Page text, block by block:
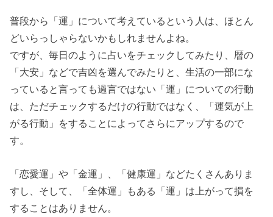
普段から「運」について考えているという人は、ほとん
どいらっしゃらないかもしれませんよね。
ですが、毎日のように占いをチェックしてみたり、暦の
「大安」などで吉凶を選んでみたりと、生活の一部にな
っていると言っても過言ではない「運」についての行動
は、ただチェックするだけの行動ではなく、「運気が上
がる行動」をすることによってさらにアップするので
す。
「恋愛運」や「金運」、「健康運」などたくさんありま
すし、そして、「全体運」もある「運」は上がって損を
することはありません。